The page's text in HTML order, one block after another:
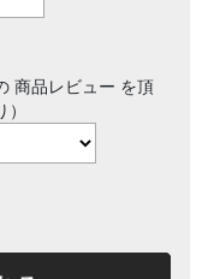
商品レビュー を頂